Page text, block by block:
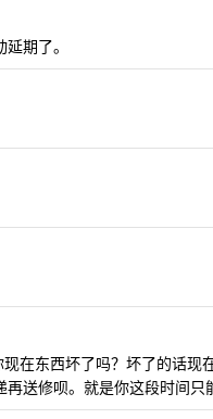
期了。
在东西坏了吗？坏了的话现
送修呗。就是你这段时间只